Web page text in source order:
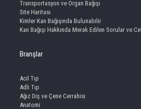
Transportasyon ve Organ Bağışı
Site Haritası
Kimler Kan Bağışında Bulunabilir
Kan Bağışı Hakkında Merak Edilen Sorular ve
Branşlar
Acil Tıp
Adli Tıp
Ağız Diş ve Çene Cerrahisi
Anatomi